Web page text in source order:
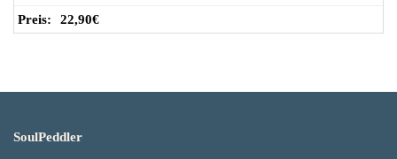
22,90€
SoulPeddler